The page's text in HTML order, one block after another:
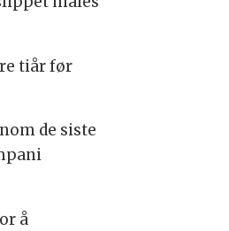
tiår før
de siste
å